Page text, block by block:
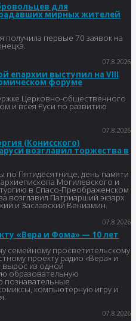
для
мирных жителей
получила первые 70 заявок на
07.8.2026
епархии выступил на VIII
форуме
Церковно-общественного
и всея Руси по развитию
07.8.2026
(Конисского)
возглавил торжества в
по Пятидесятнице, день памяти
Могилевского и
в Спасо-Преображенском
возглавил Патриарший экзарх
и Заславский Вениамин.
07.8.2026
«Вера и Фома» — 10 лет
семейному просветительскому
проекту радио «Вера» и
вырос из одной
образовательную
познавательные
компьютерную игру и
07.8.2026